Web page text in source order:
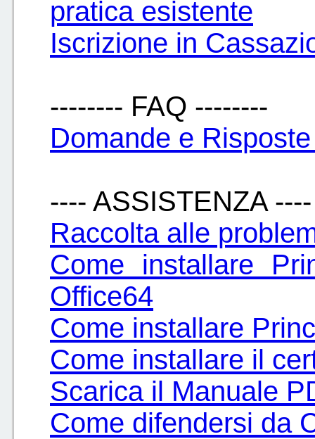
pratica esistente
Iscrizione in
-------- FAQ --------
Domande e
---- ASSISTENZA ----
Raccolta alle
Come installare
Office64
Come installare
Come installare il
Scarica il Manuale
Come difendersi da